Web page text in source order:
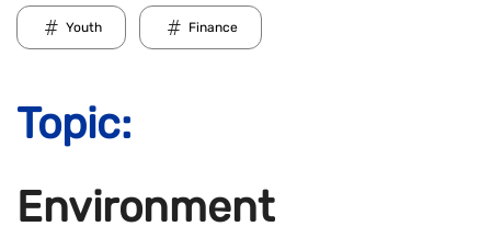
Youth Finance
Topic:
Environment